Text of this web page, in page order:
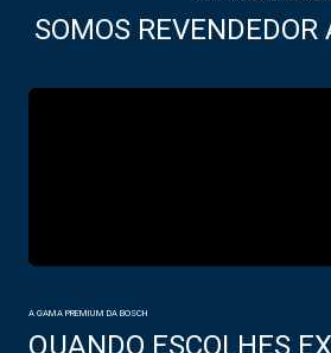
SOMOS REVENDEDOR
A GAMA PREMIUM DA BOSCH
QUANDO ESCOLHES